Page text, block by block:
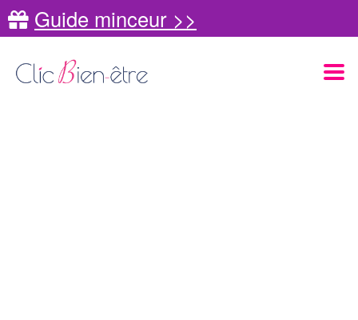
Guide minceur >>